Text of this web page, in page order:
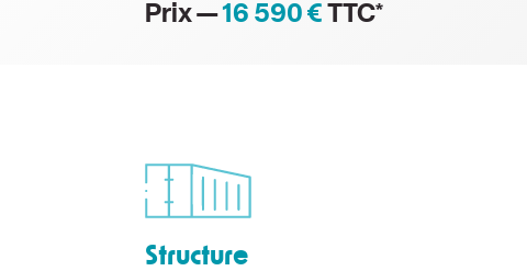
Prix —16 590 € TTC*
Structure